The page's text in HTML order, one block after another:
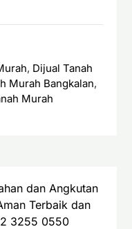
, Dijual Tanah
Murah Bangkalan,
Murah
dan Angkutan
Terbaik dan
3255 0550